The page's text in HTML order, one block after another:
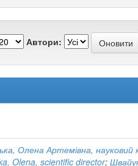
Автори:
Олена Артемівна, науковий
Olena, scientific director;